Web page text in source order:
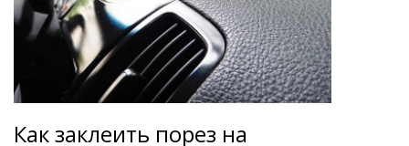
Как заклеить порез на